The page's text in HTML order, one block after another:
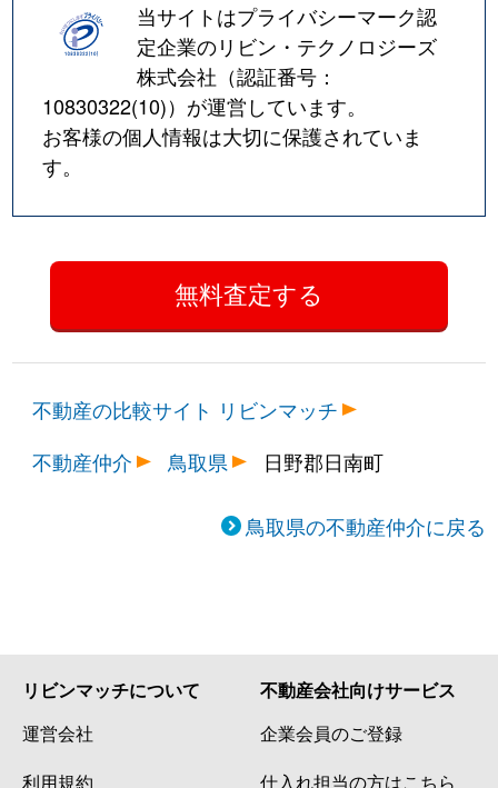
当サイトはプライバシーマーク認
定企業のリビン・テクノロジーズ
株式会社（認証番号：
10830322(10)）が運営しています。
お客様の個人情報は大切に保護されていま
す。
不動産の比較サイト リビンマッチ
不動産仲介
鳥取県 日野郡日南町
鳥取県の不動産仲介に戻る
リビンマッチについて
運営会社
利用規約
不動産会社向けサービス
企業会員のご登録
仕入れ担当の方はこちら